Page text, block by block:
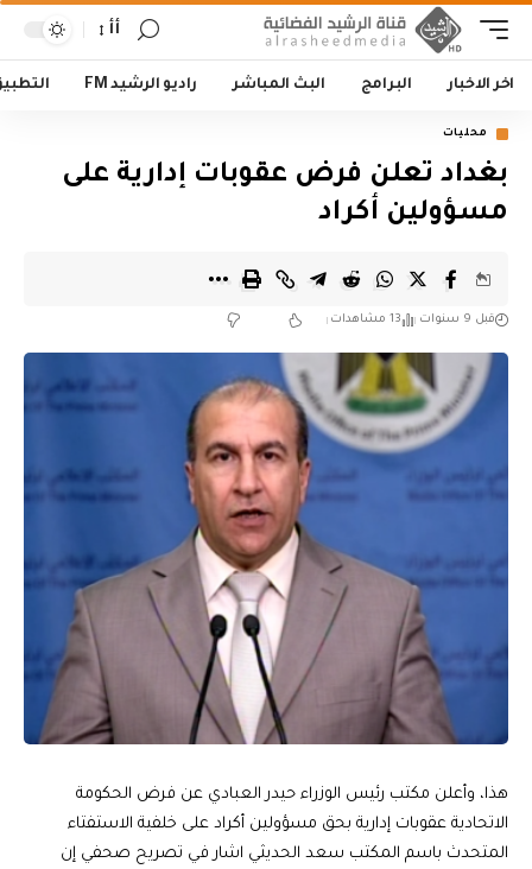
أأ
اخر الاخبار البرامج البث المباشر راديو الرشيد FM
محليات
بغداد تعلن فرض عقوبات إدارية على
مسؤولين أكراد
قبل 9 سنوات 13 مشاهدات
هذا، وأعلن مكتب رئيس الوزراء حيدر العبادي عن فرض الحكومة
الاتحادية عقوبات إدارية بحق مسؤولين أكراد على خلفية الاستفتاء
المتحدث باسم المكتب سعد الحديثي اشار في تصريح صحفي إن